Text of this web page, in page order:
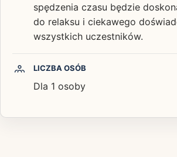
spędzenia czasu będzie
do relaksu i ciekawego
wszystkich uczestników.
LICZBA OSÓB
Dla 1 osoby